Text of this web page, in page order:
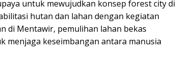
untuk mewujudkan konsep forest city di
hutan dan lahan dengan kegiatan
di Mentawir, pemulihan lahan bekas
menjaga keseimbangan antara manusia